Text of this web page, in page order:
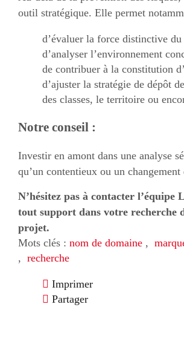
outil stratégique. Elle permet
d’évaluer la force distinctive du
d’analyser l’environnement
de contribuer à la constitution
d’ajuster la stratégie de dépôt
des classes, le territoire ou
Notre conseil :
Investir en amont dans une analyse
qu’un contentieux ou un
N’hésitez pas à contacter
tout support dans votre recherche
projet.
Mots clés : nom de domaine ,
, recherche
Imprimer
Partager